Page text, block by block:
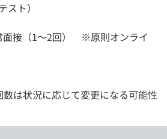
ト）
面接（1～2回） ※原則オンライ
は状況に応じて変更になる可能性